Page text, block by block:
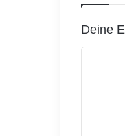
Deine